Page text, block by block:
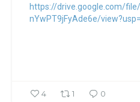
https://drive.google.com/
nYwPT9jFyAde6e/
4 1 0